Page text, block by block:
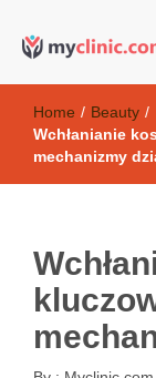
Home / Beauty /
Wchłanianie
mechanizmy